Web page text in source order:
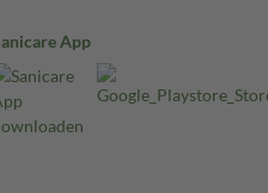
App